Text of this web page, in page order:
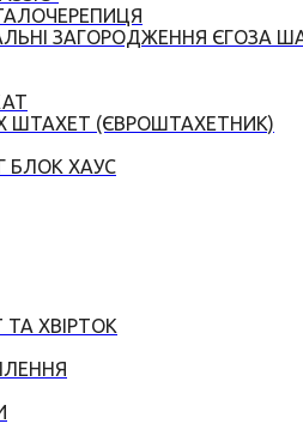
ЗАГОРОДЖЕННЯ ЄГОЗА
ШТАХЕТ (ЄВРОШТАХЕТНИК)
БЛОК ХАУС
ТА ХВІРТОК